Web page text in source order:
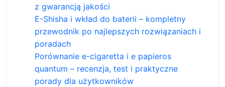
z gwarancją jakości
E-Shisha i wkład do baterii – kompletny
przewodnik po najlepszych rozwiązaniach i
poradach
Porównanie e-cigaretta i e papieros
quantum – recenzja, test i praktyczne
porady dla użytkowników